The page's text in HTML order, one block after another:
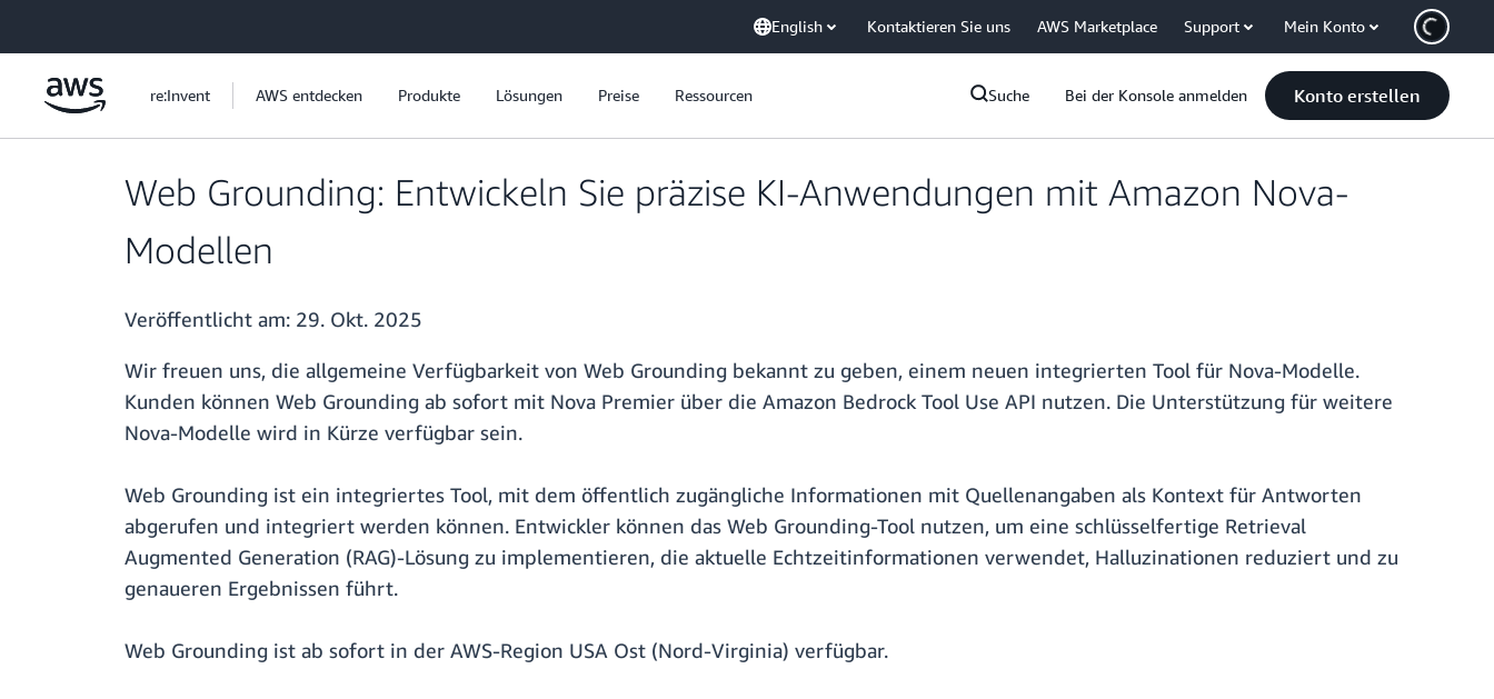
English Kontaktieren Sie uns AWS Marketplace Support Mein Konto
re:Invent AWS entdecken Produkte Lösungen Preise Ressourcen Suche Bei der Konsole anmelden Konto erstellen
Web Grounding: Entwickeln Sie präzise KI-Anwendungen mit Amazon Nova-
Modellen
Veröffentlicht am: 29. Okt. 2025
Wir freuen uns, die allgemeine Verfügbarkeit von Web Grounding bekannt zu geben, einem neuen integrierten Tool für Nova-Modelle.
Kunden können Web Grounding ab sofort mit Nova Premier über die Amazon Bedrock Tool Use API nutzen. Die Unterstützung für weitere
Nova-Modelle wird in Kürze verfügbar sein.
Web Grounding ist ein integriertes Tool, mit dem öffentlich zugängliche Informationen mit Quellenangaben als Kontext für Antworten
abgerufen und integriert werden können. Entwickler können das Web Grounding-Tool nutzen, um eine schlüsselfertige Retrieval
Augmented Generation (RAG)-Lösung zu implementieren, die aktuelle Echtzeitinformationen verwendet, Halluzinationen reduziert und zu
genaueren Ergebnissen führt.
Web Grounding ist ab sofort in der AWS-Region USA Ost (Nord-Virginia) verfügbar.